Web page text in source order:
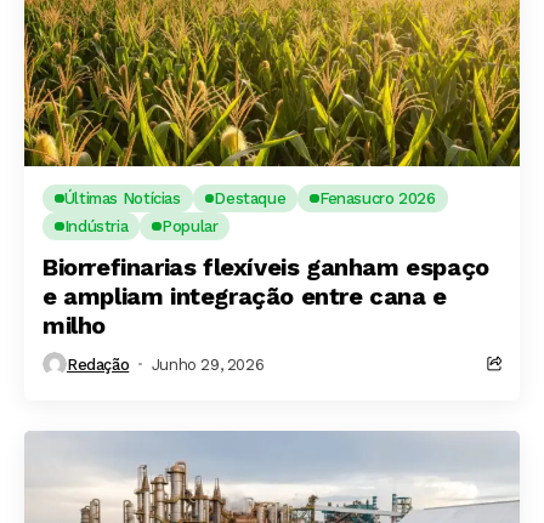
Últimas Notícias Destaque
Fenasucro 2026
Indústria
Popular
Biorrefinarias flexíveis ganham espaço
e ampliam integração entre cana e
milho
Redação Junho 29, 2026